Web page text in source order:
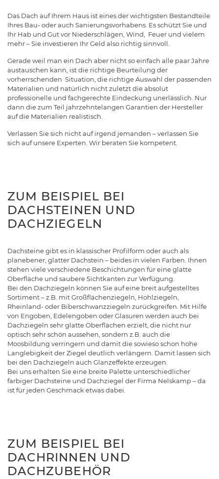
Das Dach auf Ihrem Haus ist eines der wichtigsten Bestandteile
Ihres Bau- oder auch Sanierungsvorhabens. Es schützt Sie und
Ihr Hab und Gut vor Niederschlägen, Wind, Feuer und vielem
mehr – Sie investieren Ihr Geld also richtig sinnvoll.
Gerade weil man ein Dach aber nicht so einfach alle paar Jahre
austauschen kann, ist die richtige Beurteilung der
vorherrschenden Situation, die richtige Auswahl der passenden
Materialien und natürlich nicht zuletzt die absolut
professionelle und fachgerechte Eindeckung unerlässlich. Nur
dann die zum Teil jahrzehntelangen Garantien der Hersteller
auf die Materialien realistisch.
Verlassen Sie sich nicht auf irgend jemanden – verlassen Sie
sich auf unsere Experten. Wir beraten Sie kompetent.
ZUM BEISPIEL BEI
DACHSTEINEN UND
DACHZIEGELN
Dachsteine gibt es in klassischer Profilform oder auch als
planebener, glatter Dachstein – beides in vielen Farben. Ihnen
stehen viele verschiedene Beschichtungen für eine glatte
Oberfläche und saubere Sichtkanten zur Verfügung.
Bei den Dachziegeln können Sie auf eine breit aufgestelltes
Sortiment – z.B. mit Großflächenziegeln, Hohlziegeln,
Rheinland- oder Biberschwanzziegeln zurückgreifen. Mit Hilfe
von Engoben, Edelengoben oder Glasuren werden auch bei
Dachziegeln sehr glatte Oberflächen erzielt, die nicht nur
optisch sehr schön aussehen, sondern z.B. auch die
Moosbildung verringern und damit die sowieso schon hohe
Langlebigkeit der Ziegel deutlich verlängern. Damit lassen sich
bei den Dachziegeln auch Glanzeffekte erzeugen.
Bei uns erhalten Sie eine breite Palette unterschiedlicher
farbiger Dachsteine und Dachziegel der Firma Nelskamp – da
ist für jeden Geschmack etwas dabei.
ZUM BEISPIEL BEI
DACHRINNEN UND
DACHZUBEHÖR